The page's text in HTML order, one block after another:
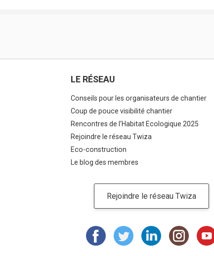
LE RÉSEAU
Conseils pour les organisateurs de chantier
Coup de pouce visibilité chantier
Rencontres de l'Habitat Ecologique 2025
Rejoindre le réseau Twiza
Eco-construction
Le blog des membres
Rejoindre le réseau Twiza